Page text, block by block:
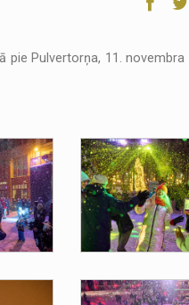
pie Pulvertorņa, 11.